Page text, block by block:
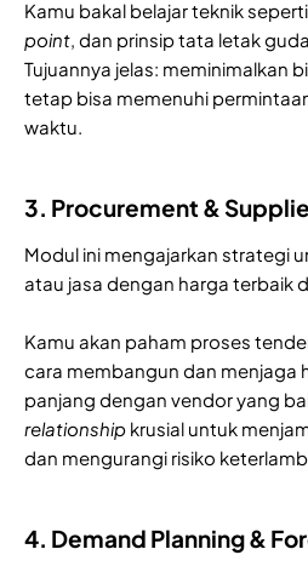
Kamu bakal belajar teknik seperti
point, dan prinsip tata letak
Tujuannya jelas: meminimalkan
tetap bisa memenuhi
waktu.
3. Procurement &
Modul ini mengajarkan strategi
atau jasa dengan harga terbaik
Kamu akan paham proses
cara membangun dan menjaga
panjang dengan vendor yang
relationship krusial untuk
dan mengurangi risiko
4. Demand Planning &